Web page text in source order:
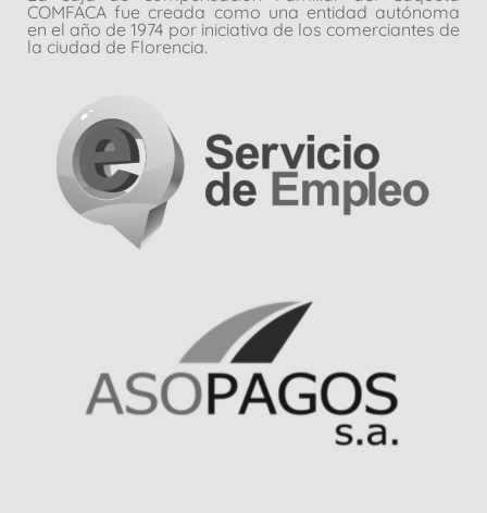
COMFACA fue creada como una entidad autónoma
en el año de 1974 por iniciativa de los comerciantes de
la ciudad de Florencia.